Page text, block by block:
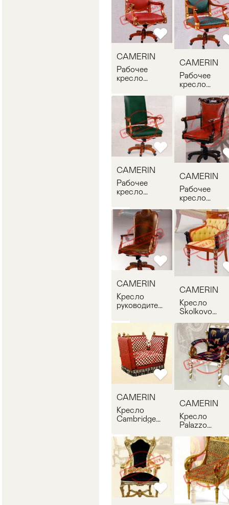
CAMERIN
Рабочее
кресло
174
CAMERIN
Рабочее
кресло
CAMERIN
Рабочее
кресло
CAMERIN
198
CAMERIN
Рабочее
кресло
CAMERIN
158E
CAMERIN
Кресло
руководителя
CAMERIN
199
CAMERIN
Кресло
Skolkovo
1007
CAMERIN
Кресло
Cambridge
128
CAMERIN
Кресло
Palazzo
CAMERIN
1010